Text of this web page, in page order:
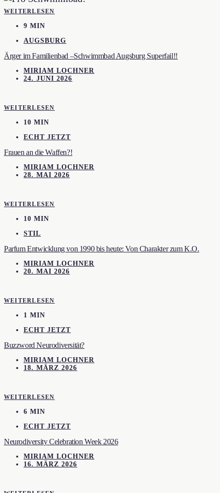
WEITERLESEN
9 MIN
AUGSBURG
Ärger im Familienbad –Schwimmbad Augsburg Superfail!!
MIRIAM LOCHNER
24. JUNI 2026
WEITERLESEN
10 MIN
ECHT JETZT
Frauen an die Waffen?!
MIRIAM LOCHNER
28. MAI 2026
WEITERLESEN
10 MIN
STIL
Parfum Entwicklung von 1990 bis heute: Von Charakter zum K.O.
MIRIAM LOCHNER
20. MAI 2026
WEITERLESEN
1 MIN
ECHT JETZT
Buzzword Neurodiversität?
MIRIAM LOCHNER
18. MÄRZ 2026
WEITERLESEN
6 MIN
ECHT JETZT
Neurodiversity Celebration Week 2026
MIRIAM LOCHNER
16. MÄRZ 2026